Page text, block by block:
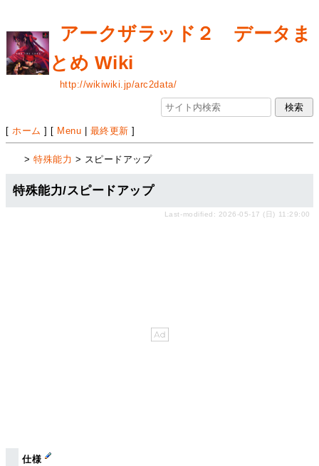
アークザラッド２ データま
とめ Wiki
http://wikiwiki.jp/arc2data/
[ ホーム ] [ Menu 最終更新 ]
>特殊能力 > スピードアップ
特殊能力/スピードアップ
Last-modified: 2026-05-17 (日) 11:29:00
仕様